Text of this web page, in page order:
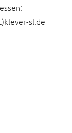
sl.de